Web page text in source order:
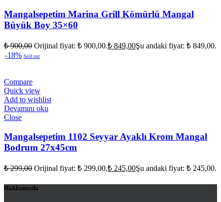
Mangalsepetim Marina Grill Kömürlü Mangal
Büyük Boy 35×60
₺900,00 Orijinal fiyat: ₺ 900,00.₺ 849,00Şu andaki fiyat: ₺ 849,00.
-18% Sold out
Compare
Quick view
Add to wishlist
Devamını oku
Close
Mangalsepetim 1102 Seyyar Ayaklı Krom Mangal
Bodrum 27x45cm
₺299,00 Orijinal fiyat: ₺ 299,00.₺ 245,00Şu andaki fiyat: ₺ 245,00.
Hakkımızda